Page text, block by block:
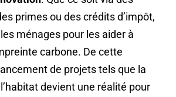
primes ou des crédits d’impôt,
ménages pour les aider à
carbone. De cette
de projets tels que la
devient une réalité pour